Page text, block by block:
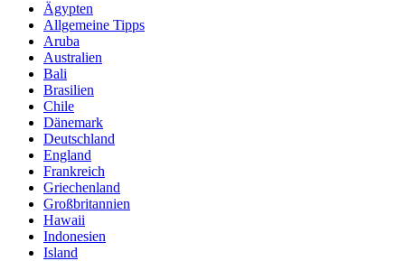
Ägypten
Allgemeine Tipps
Aruba
Australien
Bali
Brasilien
Chile
Dänemark
Deutschland
England
Frankreich
Griechenland
Großbritannien
Hawaii
Indonesien
Island